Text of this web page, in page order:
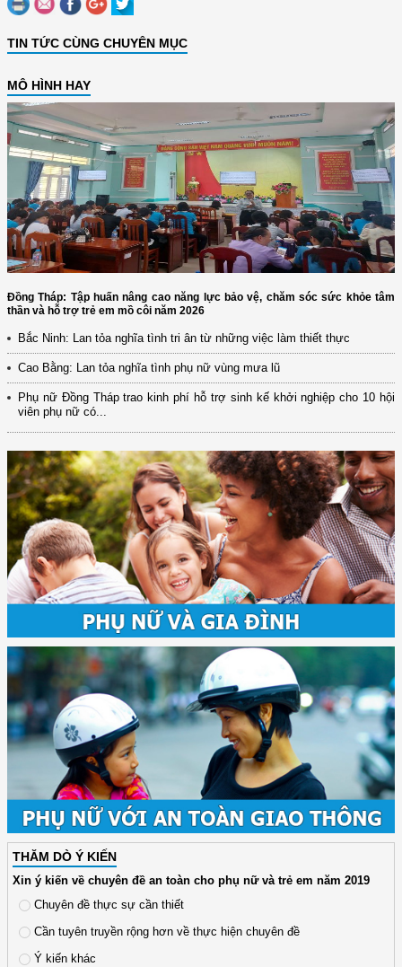
TIN TỨC CÙNG CHUYÊN MỤC
MÔ HÌNH HAY
Đồng Tháp: Tập huấn nâng cao năng lực bảo vệ, chăm sóc sức khỏe tâm
thần và hỗ trợ trẻ em mồ côi năm 2026
Bắc Ninh: Lan tỏa nghĩa tình tri ân từ những việc làm thiết thực
Cao Bằng: Lan tỏa nghĩa tình phụ nữ vùng mưa lũ
Phụ nữ Đồng Tháp trao kinh phí hỗ trợ sinh kế khởi nghiệp cho 10 hội
viên phụ nữ có...
THĂM DÒ Ý KIẾN
Xin ý kiến về chuyên đề an toàn cho phụ nữ và trẻ em năm 2019
Chuyên đề thực sự cần thiết
Cần tuyên truyền rộng hơn về thực hiện chuyên đề
Ý kiến khác